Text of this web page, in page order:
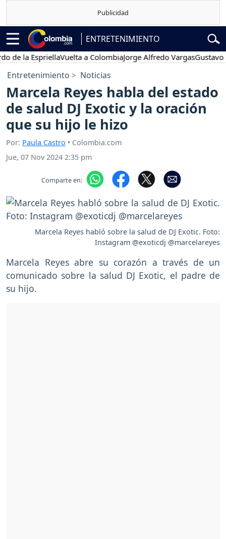
ENTRETENIMIENTO
la EspriellaVuelta a ColombiaJorge Alfredo VargasGustavo
Entretenimiento Noticias
Marcela Reyes habla del estado
de salud DJ Exotic y la oración
que su hijo le hizo
Por: Paula Castro • Colombia.com
Jue, 07 Nov 2024 2:35 pm
Comparte en:
Marcela Reyes habló sobre la salud de DJ Exotic. Foto:
Instagram @exoticdj @marcelareyes
Marcela Reyes abre su corazón a través de un
comunicado sobre la salud DJ Exotic, el padre de
su hijo.